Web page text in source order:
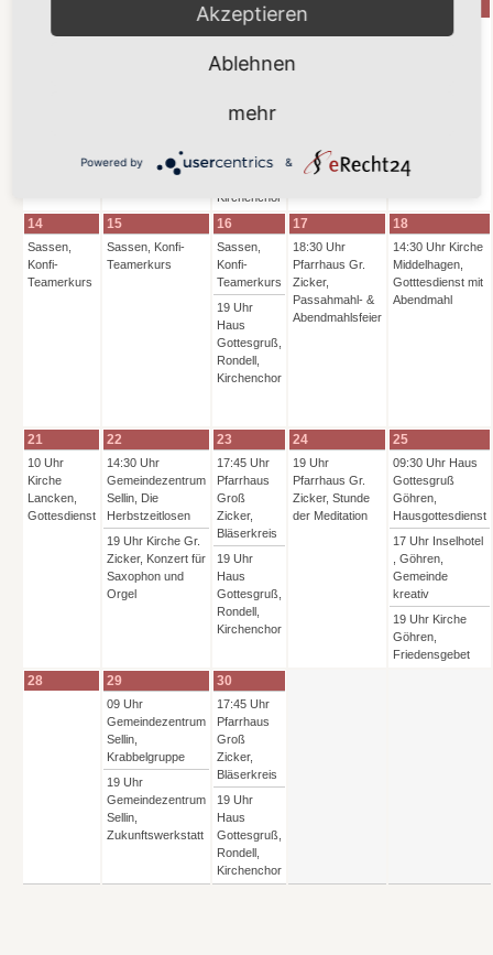
9
Groß
Gottesgruß,
Kirchenchor
10
14
Sassen,
Konfi-
Teamerkurs
15
Sassen, Konfi-
Teamerkurs
16
Sassen,
Konfi-
Teamerkurs
19 Uhr
Haus
Gottesgruß,
Rondell,
Kirchenchor
17
18:30 Uhr
Pfarrhaus Gr.
Zicker,
Passahmahl- &
Abendmahlsfeier
18
14:30 Uhr Kirche
Middelhagen,
Gotttesdienst mit
Abendmahl
21
10 Uhr
Kirche
Lancken,
Gottesdienst
22
14:30 Uhr
Gemeindezentrum
Sellin, Die
Herbstzeitlosen
19 Uhr Kirche Gr.
Zicker, Konzert für
Saxophon und
Orgel
23
17:45 Uhr
Pfarrhaus
Groß
Zicker,
Bläserkreis
19 Uhr
Haus
Gottesgruß,
Rondell,
Kirchenchor
24
19 Uhr
Pfarrhaus Gr.
Zicker, Stunde
der Meditation
25
09:30 Uhr Haus
Gottesgruß
Göhren,
Hausgottesdienst
17 Uhr Inselhotel
, Göhren,
Gemeinde
kreativ
19 Uhr Kirche
Göhren,
Friedensgebet
28 29
09 Uhr
Gemeindezentrum
Sellin,
Krabbelgruppe
19 Uhr
Gemeindezentrum
Sellin,
Zukunftswerkstatt
30
17:45 Uhr
Pfarrhaus
Groß
Zicker,
Bläserkreis
19 Uhr
Haus
Gottesgruß,
Rondell,
Kirchenchor
Akzeptieren
Ablehnen
mehr
Powered by &